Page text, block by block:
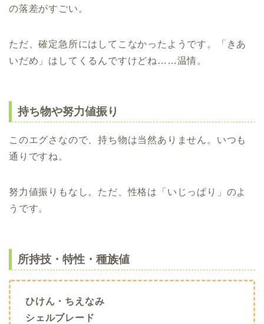
の落差がすごい。
ただ、確定急所にはしてこなかったようです。「きあ
いだめ」はしてくるんですけどね……温情。
持ち物や努力値振り
このエグさなので、持ち物は当然ありません。いつも
通りですね。
努力値振りもなし。ただ、性格は「いじっぱり」のよ
うです。
所持技・特性・種族値
ひけん・ちえなみ
シェルブレード